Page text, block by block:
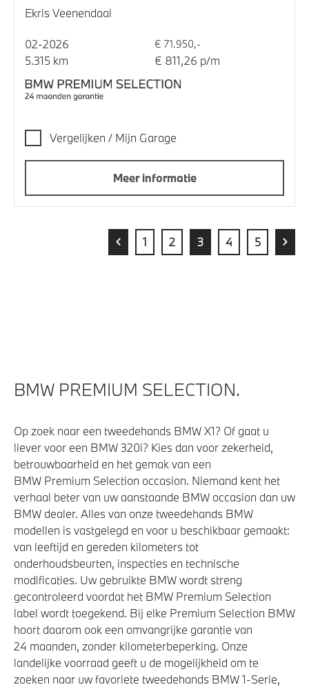
Ekris Veenendaal
02-2026 € 71.950,-
5.315 km € 811,26 p/m
Vergelijken / Mijn Garage
Meer informatie
1 2 3 4 5
BMW PREMIUM SELECTION.
Op zoek naar een tweedehands BMW X1? Of gaat u
liever voor een BMW 320i? Kies dan voor zekerheid,
betrouwbaarheid en het gemak van een
BMW Premium Selection occasion. Niemand kent het
verhaal beter van uw aanstaande BMW occasion dan uw
BMW dealer. Alles van onze tweedehands BMW
modellen is vastgelegd en voor u beschikbaar gemaakt:
van leeftijd en gereden kilometers tot
onderhoudsbeurten, inspecties en technische
modificaties. Uw gebruikte BMW wordt streng
gecontroleerd voordat het BMW Premium Selection
label wordt toegekend. Bij elke Premium Selection BMW
hoort daarom ook een omvangrijke garantie van
24 maanden, zonder kilometerbeperking. Onze
landelijke voorraad geeft u de mogelijkheid om te
zoeken naar uw favoriete tweedehands BMW 1-Serie,